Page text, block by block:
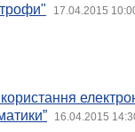
17.04.2015
16.04.2015